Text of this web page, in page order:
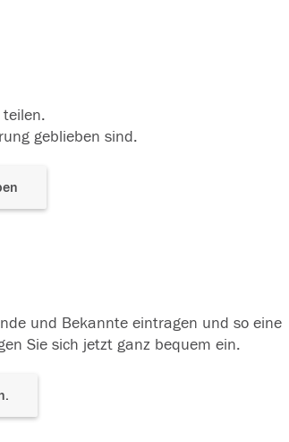
geblieben sind.
und Bekannte eintragen und so eine
Sie sich jetzt ganz bequem ein.